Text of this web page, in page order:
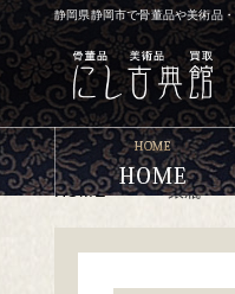
静岡県静岡市で骨董品や美術品
HOME> > 銀瓶